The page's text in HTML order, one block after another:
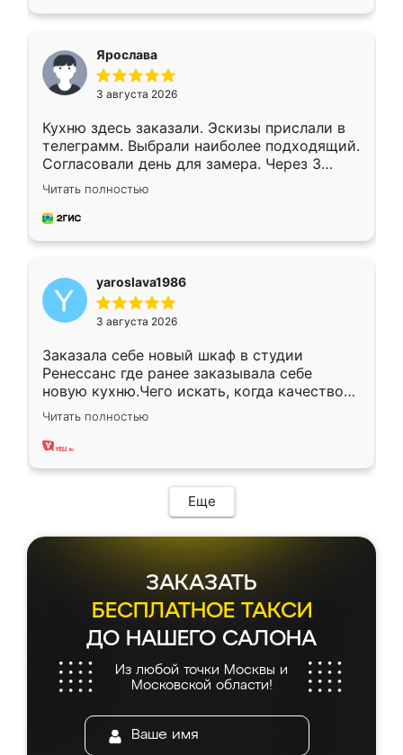
Ярослава
3 августа 2026
Кухню здесь заказали. Эскизы прислали в
телеграмм. Выбрали наиболее подходящий.
Согласовали день для замера. Через 3
недели кухня была уже готова. Остались
довольны работой. Спасибо Ренессанс
мебель за качественную работу!
Читать полностью
yaroslava1986
3 августа 2026
Заказала себе новый шкаф в студии
Ренессанс где ранее заказывала себе
новую кухню.Чего искать, когда качеством
вполне довольна. Служит кухня уже почти
два года, нареканий нет.
Читать полностью
Еще
ЗАКАЗАТЬ
БЕСПЛАТНОЕ ТАКСИ
ДО НАШЕГО САЛОНА
Из любой точки Москвы и
Московской области!